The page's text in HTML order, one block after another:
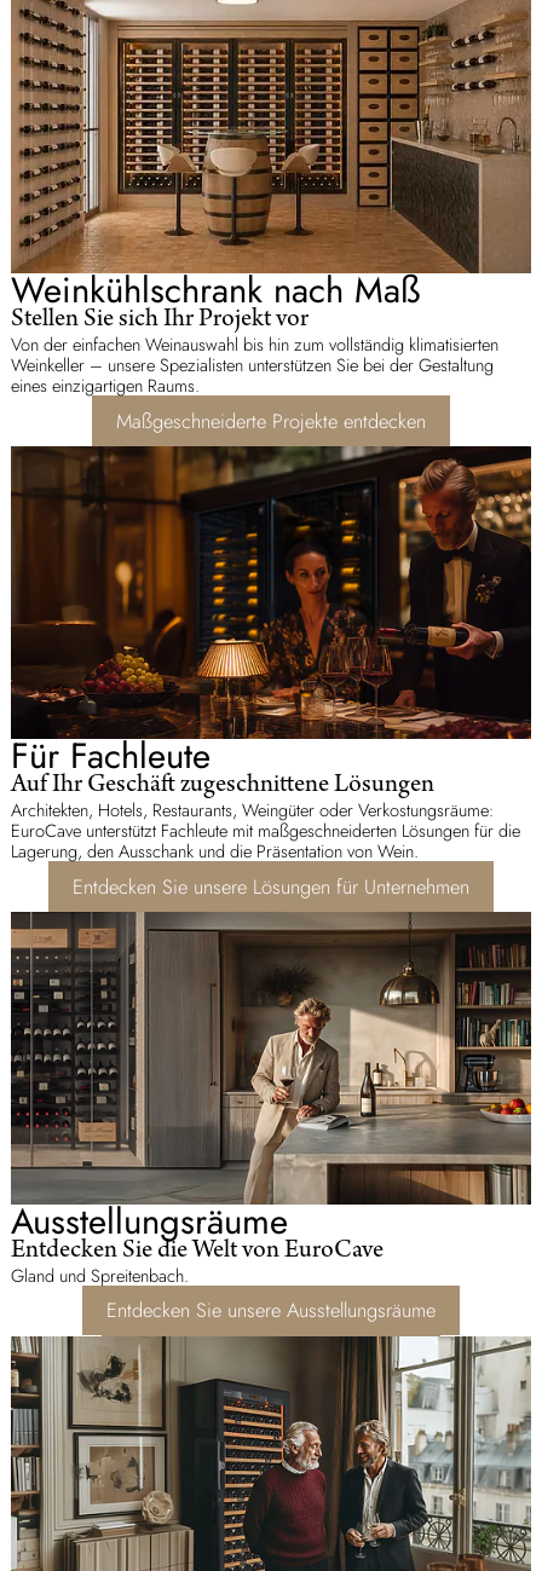
Weinkühlschrank nach Maß
Stellen Sie sich Ihr Projekt vor
Von der einfachen Weinauswahl bis hin zum vollständig klimatisierten
Weinkeller – unsere Spezialisten unterstützen Sie bei der Gestaltung
eines einzigartigen Raums.
Maßgeschneiderte Projekte entdecken
Für Fachleute
Auf Ihr Geschäft zugeschnittene Lösungen
Architekten, Hotels, Restaurants, Weingüter oder Verkostungsräume:
EuroCave unterstützt Fachleute mit maßgeschneiderten Lösungen für die
Lagerung, den Ausschank und die Präsentation von Wein.
Entdecken Sie unsere Lösungen für Unternehmen
Ausstellungsräume
Entdecken Sie die Welt von EuroCave
Gland und Spreitenbach.
Entdecken Sie unsere Ausstellungsräume